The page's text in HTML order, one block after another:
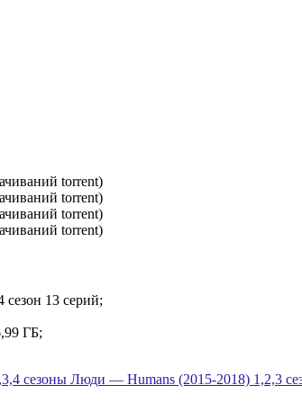
torrent)
torrent)
torrent)
torrent)
сезон 13 серий;
ГБ;
сезоны Люди — Humans (2015-2018) 1,2,3